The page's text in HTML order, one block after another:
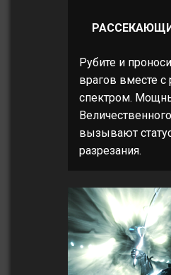
Рубите и
врагов вместе
спектром.
вызывают
разрезания.